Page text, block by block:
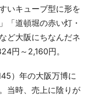
いキューブ型に形を
「道頓堀の赤い灯・
ど大阪にちなんだネ
円～2,160円。
）年の大阪万博に
当時、売上に陰りが